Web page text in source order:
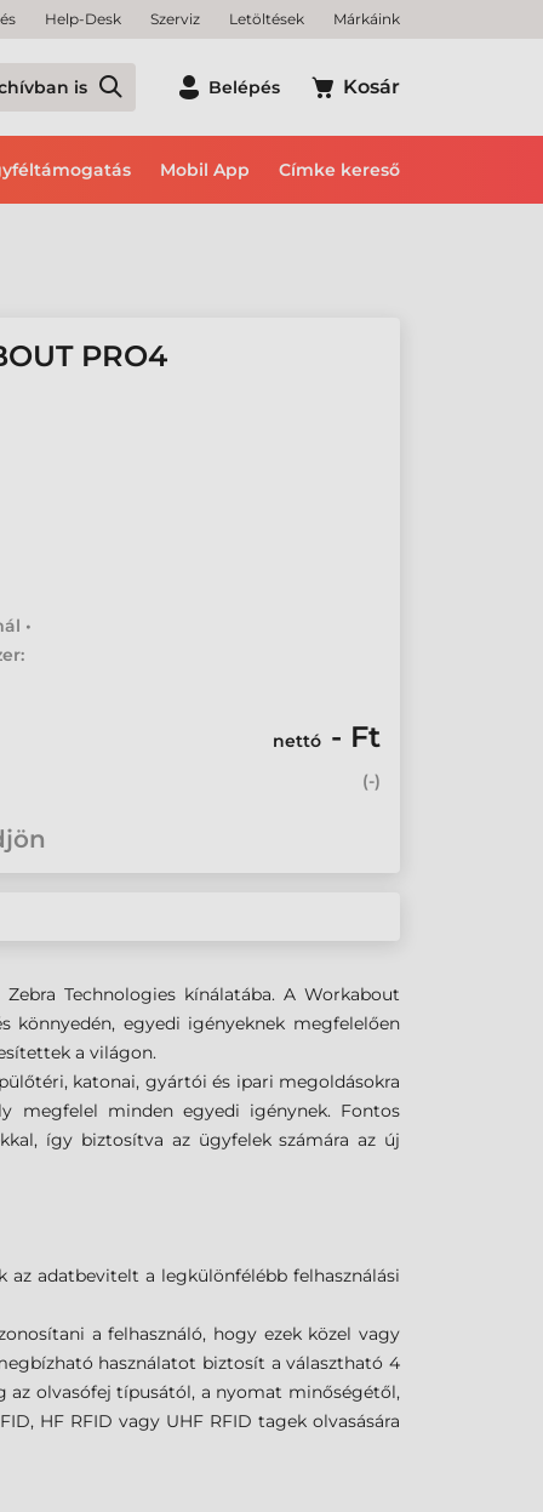
Help-Desk Szerviz Letöltések Márkáink
is Belépés Kosár
Mobil App Címke kereső
PRO4
•
nettó - Ft
(-)
Technologies kínálatába. A Workabout
egyedi igényeknek megfelelően
a világon.
katonai, gyártói és ipari megoldásokra
megfelel minden egyedi igénynek. Fontos
így biztosítva az ügyfelek számára az új
adatbevitelt a legkülönfélébb felhasználási
a felhasználó, hogy ezek közel vagy
használatot biztosít a választható 4
olvasófej típusától, a nyomat minőségétől,
HF RFID vagy UHF RFID tagek olvasására